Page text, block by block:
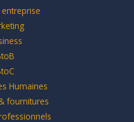
Humaines
fournitures